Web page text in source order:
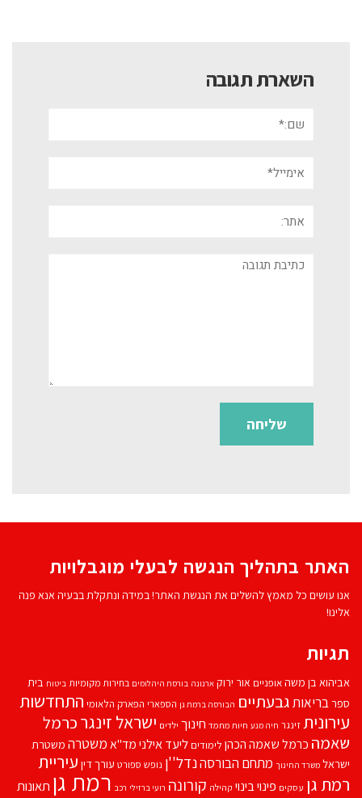
השארת תגובה
תגובה
האתר בתהליך הנגשה לבעלי מוגבלויות
אנו עושים כל מאמץ להשלים את הנגשת האתר! במידה ונתקלת בבעיה אנא פנה
אלינו!
תגיות
אביהוא בן משהאופניים אור ירוק ארנונה בורסת היהלומים בחירות מקומיות ביטוח בית
ספרבריאותגבעתיים הבורסה ברמת גן הספארי הפארק הלאומי התחדשות
עירוניתזינגר חיה מנע חיות מחמד חינוך ילדים ישראל זינגרכרמל
שאמה כרמל שאמה הכהן לימודים ליעד אילנימד''אמשטרה משטרת
ישראל משרד החינוך מתחם הבורסהנדל''ן נופש ספורט עורך דין עיריית
רמת גן עסקים פינוי בינוי קהילה קורונה רועי ברזילי רכב רמת גן תאונות